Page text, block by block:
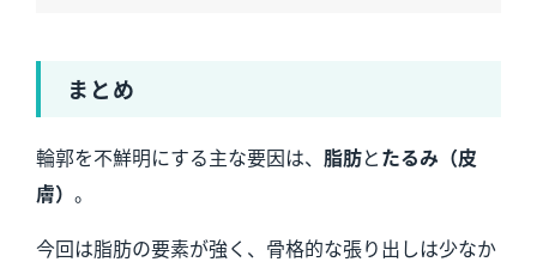
まとめ
輪郭を不鮮明にする主な要因は、 脂肪とたるみ（皮
膚） 。
今回は脂肪の要素が強く、骨格的な張り出しは少なか